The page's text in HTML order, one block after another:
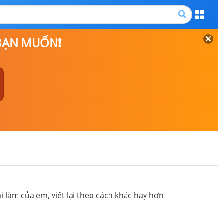
MUỐN❗
làm của em, viết lại theo cách khác hay hơn